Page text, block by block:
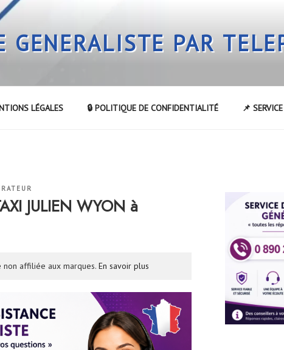
GENERALISTE PAR
LÉGALES 🔒 POLITIQUE DE CONFIDENTIALITÉ 📌
JULIEN WYON à
non affiliée aux marques. En savoir plus